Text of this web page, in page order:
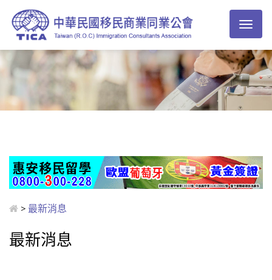
> 最新消息
最新消息